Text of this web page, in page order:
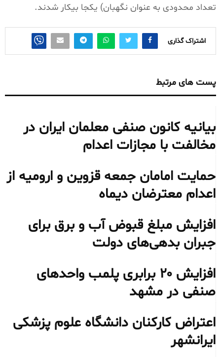
تعداد محدودی به عنوان نگهبان) یکجا بیکار شدند.
اشتراک گذاری
پست های مرتبط
بیانیه کانون صنفی معلمان ایران در
مخالفت با مجازات اعدام
حمایت امامان جمعه قزوین و ارومیه از
اعدام معترضان دیماه
افزایش مبلغ قبوض آب و برق برای
جبران بدهی‌های دولت
افزایش ۲۰ برابری پلمب واحدهای
صنفی در مشهد
اعتراض کارکنان دانشگاه علوم پزشکی
ایرانشهر